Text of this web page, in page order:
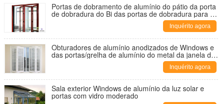
Portas de dobramento de alumínio do pátio da porta
de dobradura do Bi das portas de dobradura para o
Inquérito agora
Obturadores de alumínio anodizados de Windows e
das portas/grelha de alumínio do metal da janela de
Inquérito agora
Sala exterior Windows de alumínio da luz solar e
portas com vidro moderado